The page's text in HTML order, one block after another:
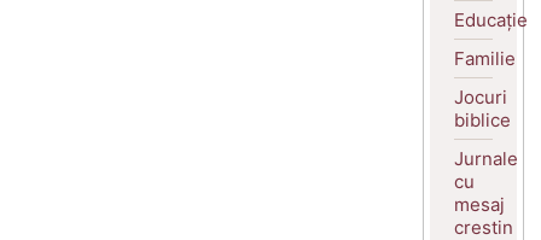
Educație
Familie
Jocuri
biblice
Jurnale
cu
mesaj
crestin